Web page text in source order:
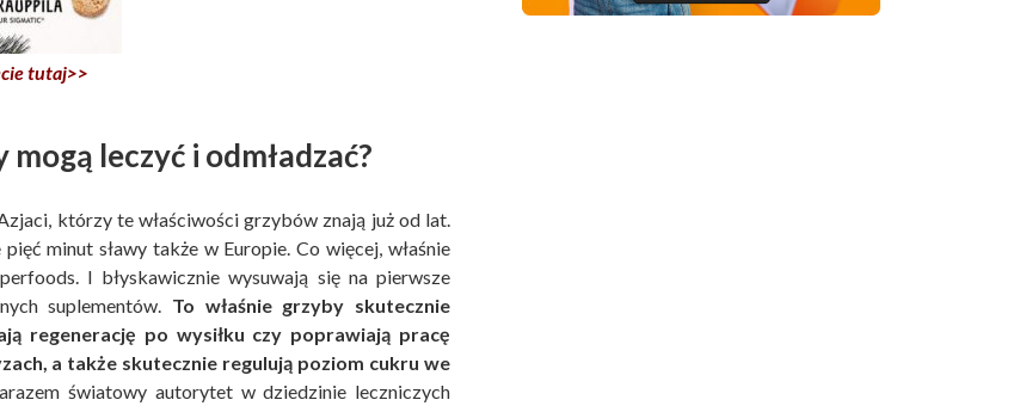
tutaj>>
mogą leczyć i odmładzać?
którzy te właściwości grzybów znają już od lat.
minut sławy także w Europie. Co więcej, właśnie
I błyskawicznie wysuwają się na pierwsze
suplementów. To właśnie grzyby skutecznie
regenerację po wysiłku czy poprawiają pracę
a także skutecznie regulują poziom cukru we
światowy autorytet w dziedzinie leczniczych